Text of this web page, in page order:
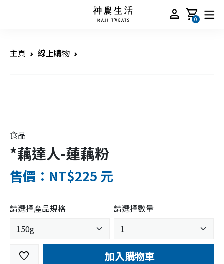
person shopping_cart
0
主頁 線上購物
食品
*藕達人-蓮藕粉
售價：NT$225 元
請選擇產品規格 請選擇數量
favorite 加入購物車